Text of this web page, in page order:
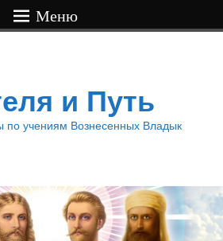
Меню
и Путь
по учениям Вознесенных Владык